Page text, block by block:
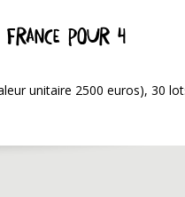
France pour 4
unitaire 2500 euros), 30